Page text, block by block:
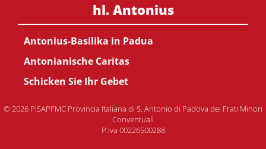
hl. Antonius
Antonius-Basilika in Padua
Antonianische Caritas
Schicken Sie Ihr Gebet
© 2026 PISAPFMC Provincia Italiana di S. Antonio di Padova dei Frati Minori
Conventuali
P.Iva 00226500288